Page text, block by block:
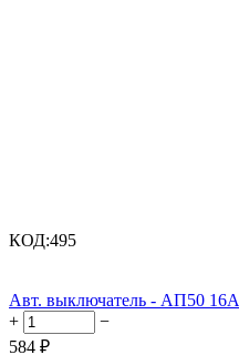
КОД:495
Авт. выключатель - АП50 16А
+
−
584 ₽